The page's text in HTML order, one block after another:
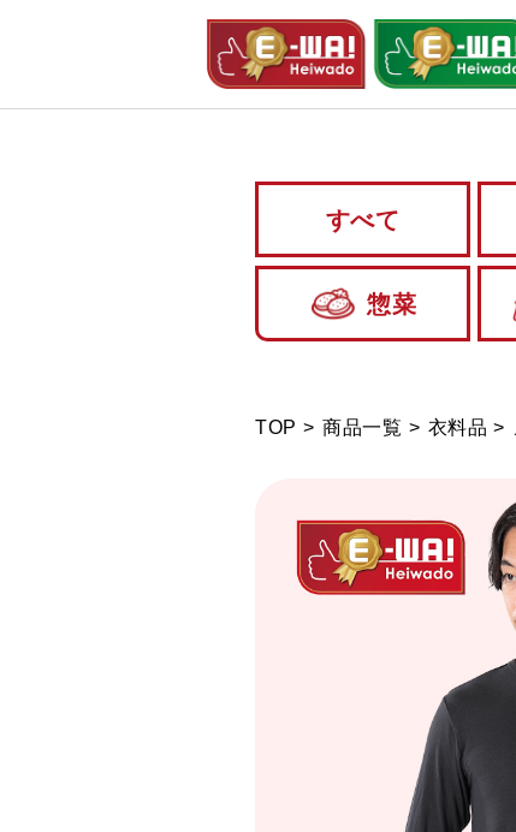
すべて
惣菜
TOP 商品一覧 衣料品